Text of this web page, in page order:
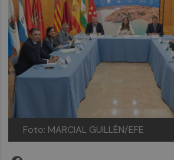
Foto: MARCIAL GUILLÉN/EFE